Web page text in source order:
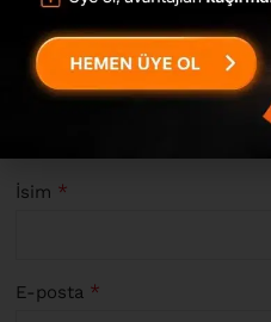
Değerlendirmeniz*
İsim *
E-posta *